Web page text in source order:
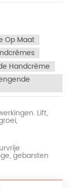
Op Maat
Handcrème
Lift,
gebarsten